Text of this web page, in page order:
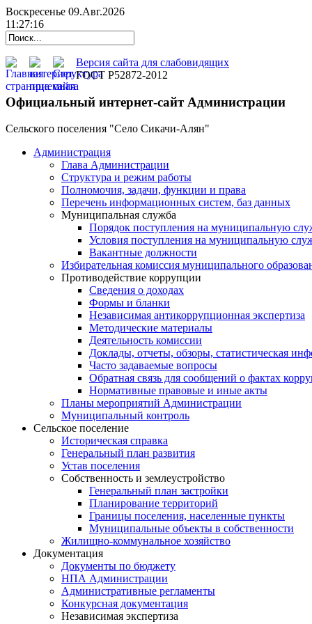
Воскресенье 09.Авг.2026
11:27:17
Версия сайта для слабовидящих
ГОСТ Р52872-2012
Официальный интернет-сайт Администрации
Сельского поселения "Село Сикачи-Алян"
Администрация
Глава Администрации
Структура и режим работы
Полномочия, задачи, функции и права
Перечень информационных систем, баз данных
Муниципальная служба
Порядок поступления на муниципальную
Условия поступления на муниципальную
Вакантные должности
Избирательная комиссия муниципального
Противодействие коррупции
Сведения о доходах
Формы и бланки
Независимая антикоррупционная экспертиза
Методические материалы
Деятельность комиссии
Доклады, отчеты, обзоры, статистическая
Часто задаваемые вопросы
Обратная связь для сообщений о фактах
Нормативные правовые и иные акты
Планы мероприятий Администрации
Муниципальный контроль
Сельское поселение
Историческая справка
Генеральный план развития
Устав поселения
Собственность и землеустройство
Генеральный план застройки
Планирование территорий
Границы поселения, населенные пункты
Муниципальные объекты в собственности
Жилищно-коммунальное хозяйство
Документация
Документы по бюджету
НПА Администрации
Административные регламенты
Конкурсная документация
Независимая экспертиза